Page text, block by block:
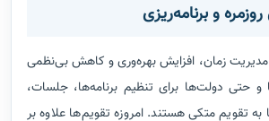
و برنامه‌ریزی
زمان، افزایش بهره‌وری و کاهش بی‌نظمی
و حتی دولت‌ها برای تنظیم برنامه‌ها، جلسات،
تقویم متکی هستند. امروزه تقویم‌ها علاوه بر